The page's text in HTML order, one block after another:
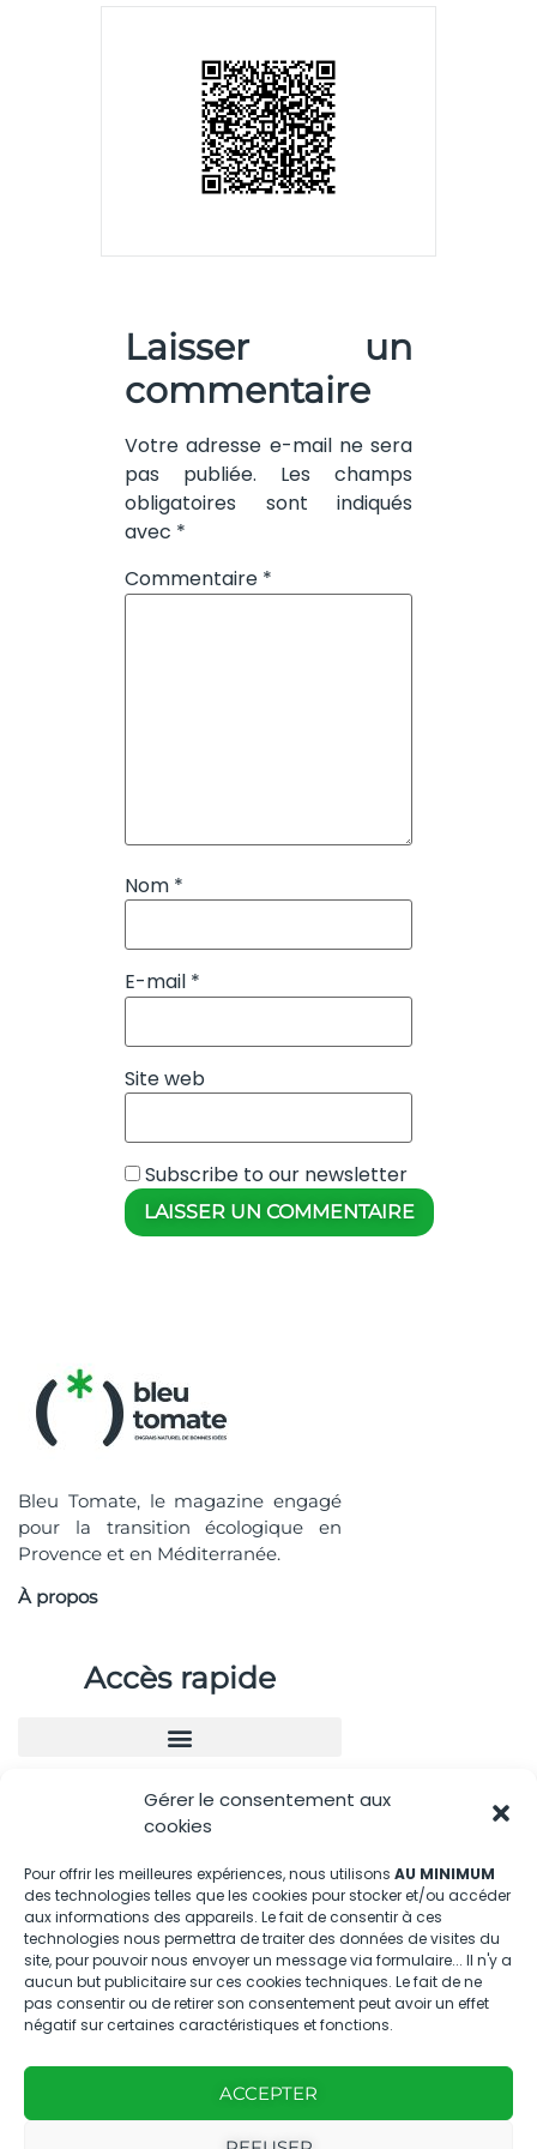
Gérer le consentement aux
cookies
Pour offrir les meilleures expériences, nous utilisons AU MINIMUM
des technologies telles que les cookies pour stocker et/ou accéder
aux informations des appareils. Le fait de consentir à ces
technologies nous permettra de traiter des données de visites du
site, pour pouvoir nous envoyer un message via formulaire... Il n'y a
aucun but publicitaire sur ces cookies techniques. Le fait de ne
pas consentir ou de retirer son consentement peut avoir un effet
négatif sur certaines caractéristiques et fonctions.
ACCEPTER
Laisser un
commentaire
Votre adresse e-mail ne sera
pas publiée.
Les champs
obligatoires sont indiqués
avec *
Commentaire *
Nom *
E-mail *
Site web
Subscribe to our newsletter
Bleu Tomate, le magazine engagé
pour la transition écologique en
Provence et en Méditerranée.
À propos
Accès rapide
Nous contacter
04.88.08.75.28
contactBT@bleu-tomate.fr
Kit média
Kit média Bleu Tomate
Nous suivre